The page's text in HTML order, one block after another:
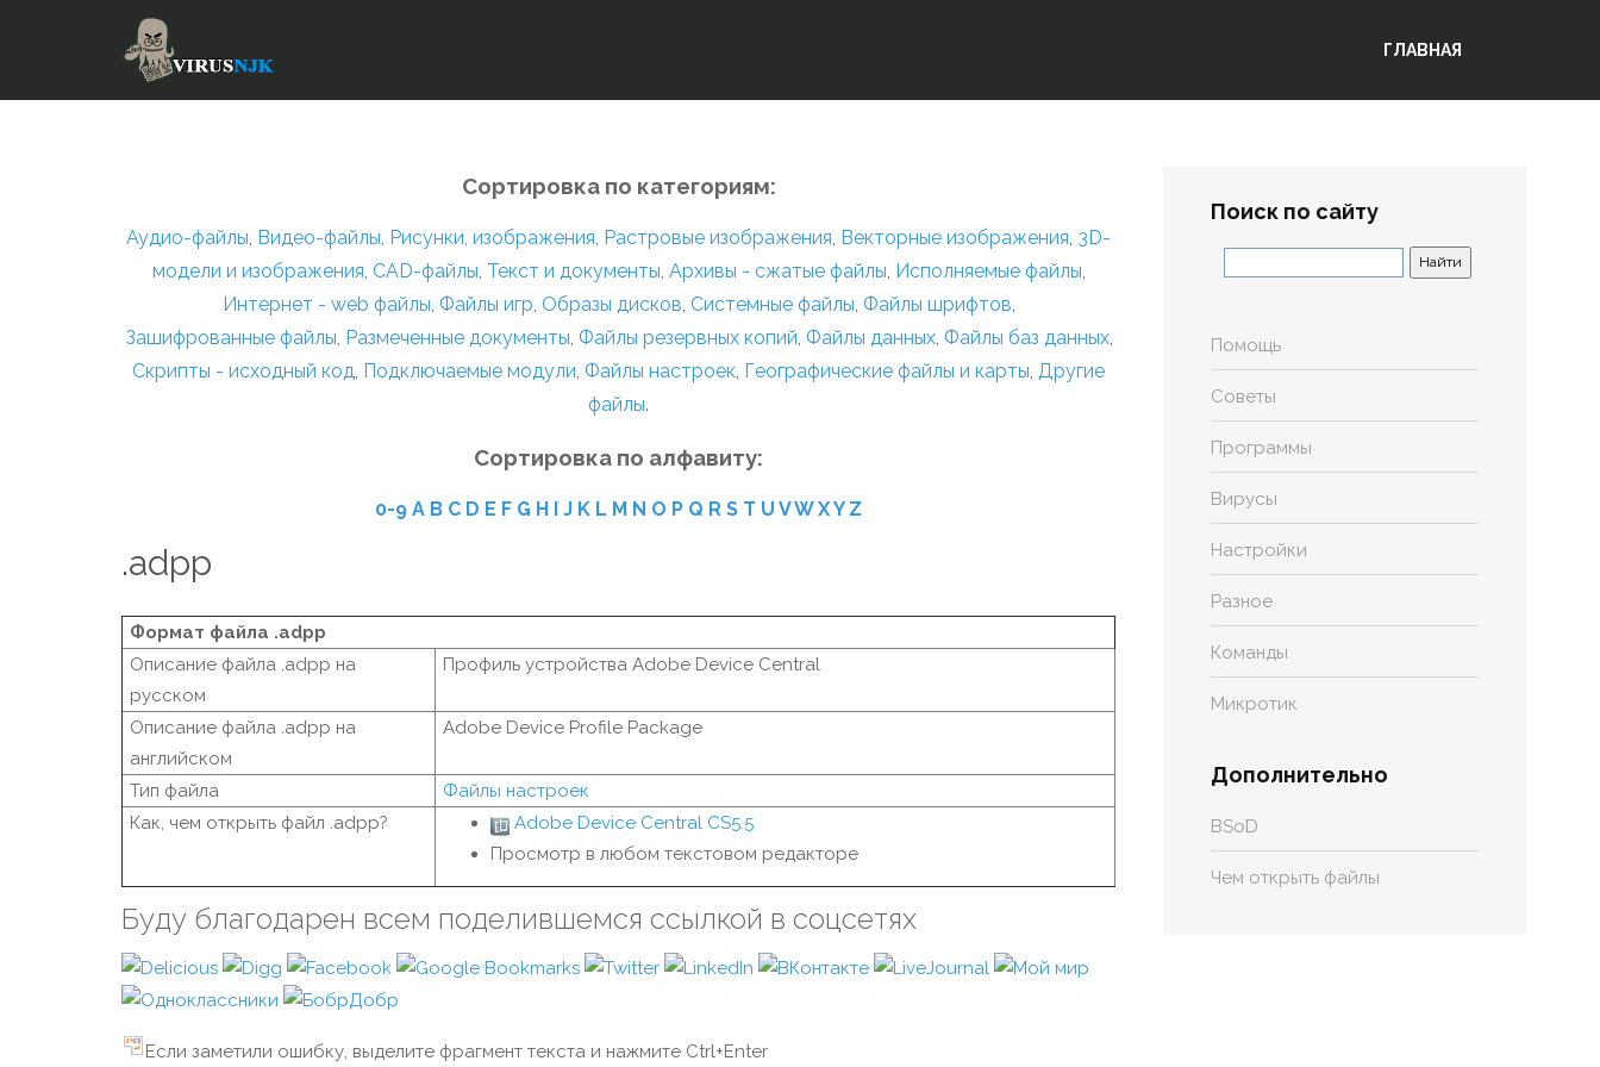
ГЛАВНАЯ
Сортировка по категориям:
Аудио-файлы, Видео-файлы, Рисунки, изображения, Растровые изображения, Векторные изображения, 3D-
модели и изображения, CAD-файлы, Текст и документы, Архивы - сжатые файлы, Исполняемые файлы,
Интернет - web файлы, Файлы игр, Образы дисков, Системные файлы, Файлы шрифтов,
Зашифрованные файлы, Размеченные документы, Файлы резервных копий, Файлы данных, Файлы баз данных,
Скрипты - исходный код, Подключаемые модули, Файлы настроек, Географические файлы и карты, Другие
файлы.
Сортировка по алфавиту:
0-9 A B C D E F G H I J K L M N O P Q R S T U VW XY Z
.adpp
Формат файла .adpp
Описание файла .adpp на
русском
Профиль устройства Adobe Device Central
Описание файла .adpp на
английском
Adobe Device Profile Package
Тип файла
Файлы настроек
Как, чем открыть файл .adpp?
Adobe Device Central CS5.5
Просмотр в любом текстовом редакторе
Буду благодарен всем поделившемся ссылкой в соцсетях
Если заметили ошибку, выделите фрагмент текста и нажмите Ctrl+Enter
Поиск по сайту
Помощь
Советы
Программы
Вирусы
Настройки
Разное
Команды
Микротик
Дополнительно
BSoD
Чем открыть файлы